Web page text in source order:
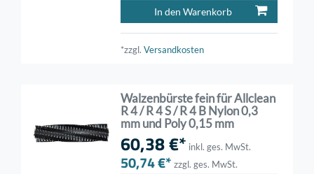
In den Warenkorb
*zzgl.Versandkosten
Walzenbürste fein für Allclean
R 4 / R 4 S / R 4 B Nylon 0,3
mm und Poly 0,15 mm
60,38 €* inkl. ges. MwSt.
50,74 €* zzgl. ges. MwSt.